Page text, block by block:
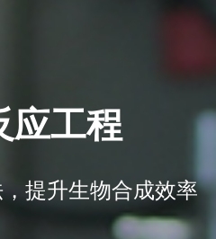
应工程
提升生物合成效率